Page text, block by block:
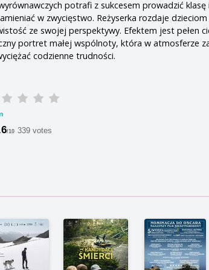
potrafi z sukcesem prowadzić
w zwycięstwo. Reżyserka rozdaje
ze swojej perspektywy. Efektem jest pełen
portret małej wspólnoty, która w atmosferze
codzienne trudności.
/10 339 votes